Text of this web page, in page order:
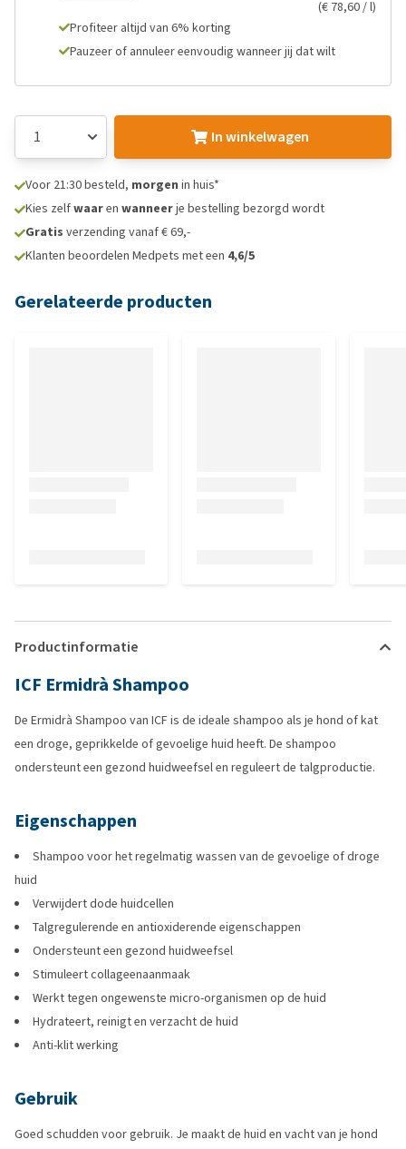
(€ 78,60 / l)
Profiteer altijd van 6% korting
Pauzeer of annuleer eenvoudig wanneer jij dat wilt
In winkelwagen
Voor 21:30 besteld, morgen in huis*
Kies zelfwaaren wanneerje bestelling bezorgd wordt
Gratis verzending vanaf € 69,-
Klanten beoordelen Medpets met een 4,6/5
Gerelateerde producten
Productinformatie
ICF Ermidrà Shampoo
De Ermidrà Shampoo van ICF is de ideale shampoo als je hond of kat
een droge, geprikkelde of gevoelige huid heeft. De shampoo
ondersteunt een gezond huidweefsel en reguleert de talgproductie.
Eigenschappen
Shampoo voor het regelmatig wassen van de gevoelige of droge
huid
Verwijdert dode huidcellen
Talgregulerende en antioxiderende eigenschappen
Ondersteunt een gezond huidweefsel
Stimuleert collageenaanmaak
Werkt tegen ongewenste micro-organismen op de huid
Hydrateert, reinigt en verzacht de huid
Anti-klit werking
Gebruik
Goed schudden voor gebruik. Je maakt de huid en vacht van je hond